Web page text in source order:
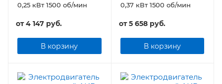
0,25 кВт 1500 об/мин
от4 147 руб.
В корзину
0,37 кВт 1500 об/мин
от5 658 руб.
В корзину